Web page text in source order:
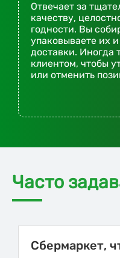
Отвечает за
качеству,
годности. Вы
упаковываете их
доставки. Иногда
клиентом, чтобы
или отменить
Часто
Сбермаркет,